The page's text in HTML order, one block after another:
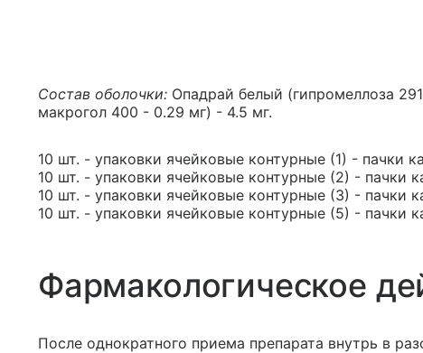
Состав оболочки: Опадрай белый (гипромеллоза
макрогол 400 - 0.29 мг) - 4.5 мг.
10 шт. - упаковки ячейковые контурные (1) - пачки
10 шт. - упаковки ячейковые контурные (2) - пачки
10 шт. - упаковки ячейковые контурные (3) - пачки
10 шт. - упаковки ячейковые контурные (5) - пачки
Фармакологическое
После однократного приема препарата внутрь в